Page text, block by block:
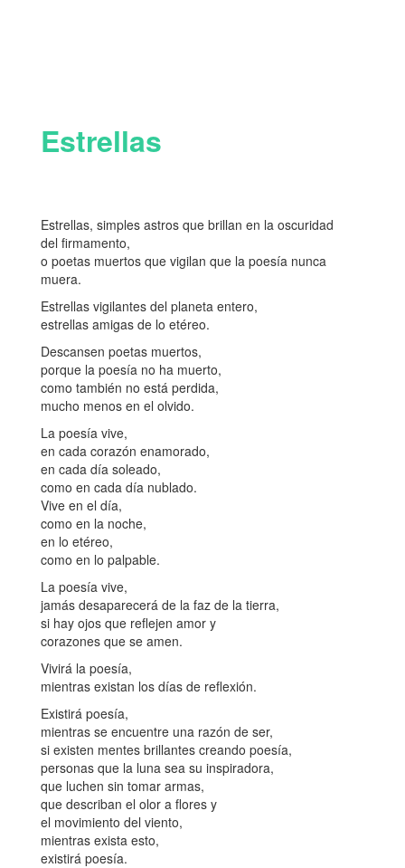
Estrellas
Estrellas, simples astros que brillan en la oscuridad
del firmamento,
o poetas muertos que vigilan que la poesía nunca
muera.
Estrellas vigilantes del planeta entero,
estrellas amigas de lo etéreo.
Descansen poetas muertos,
porque la poesía no ha muerto,
como también no está perdida,
mucho menos en el olvido.
La poesía vive,
en cada corazón enamorado,
en cada día soleado,
como en cada día nublado.
Vive en el día,
como en la noche,
en lo etéreo,
como en lo palpable.
La poesía vive,
jamás desaparecerá de la faz de la tierra,
si hay ojos que reflejen amor y
corazones que se amen.
Vivirá la poesía,
mientras existan los días de reflexión.
Existirá poesía,
mientras se encuentre una razón de ser,
si existen mentes brillantes creando poesía,
personas que la luna sea su inspiradora,
que luchen sin tomar armas,
que describan el olor a flores y
el movimiento del viento,
mientras exista esto,
existirá poesía.